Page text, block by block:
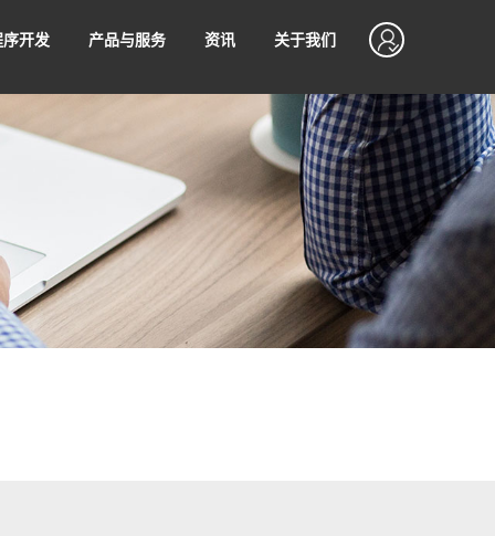
SEO优化
网站管理服务
网站代运营
序开发
序支付接入
使用微信支付进行收款满足
产品与服务
产
资讯
序运营技巧
关于我们
售后支持
无忧售后，7*24小时不间断售后服务